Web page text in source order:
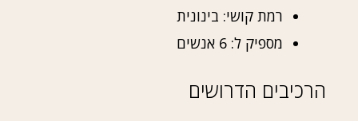
רמת קושי: בינונית
מספיק ל: 6 אנשים
הרכיבים הדרושים